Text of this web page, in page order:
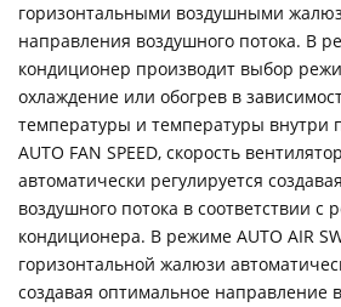
горизонтальными воздушными
направления воздушного потока. В
кондиционер производит выбор
охлаждение или обогрев в
температуры и температуры
AUTO FAN SPEED, скорость
автоматически регулируется
воздушного потока в соответствии
кондиционера. В режиме AUTO AIR
горизонтальной жалюзи
создавая оптимальное направление